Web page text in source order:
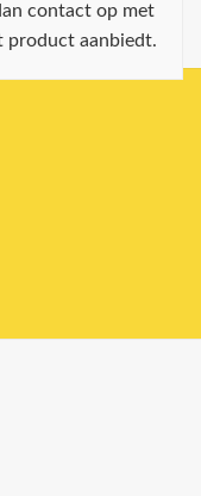
contact op met
product aanbiedt.